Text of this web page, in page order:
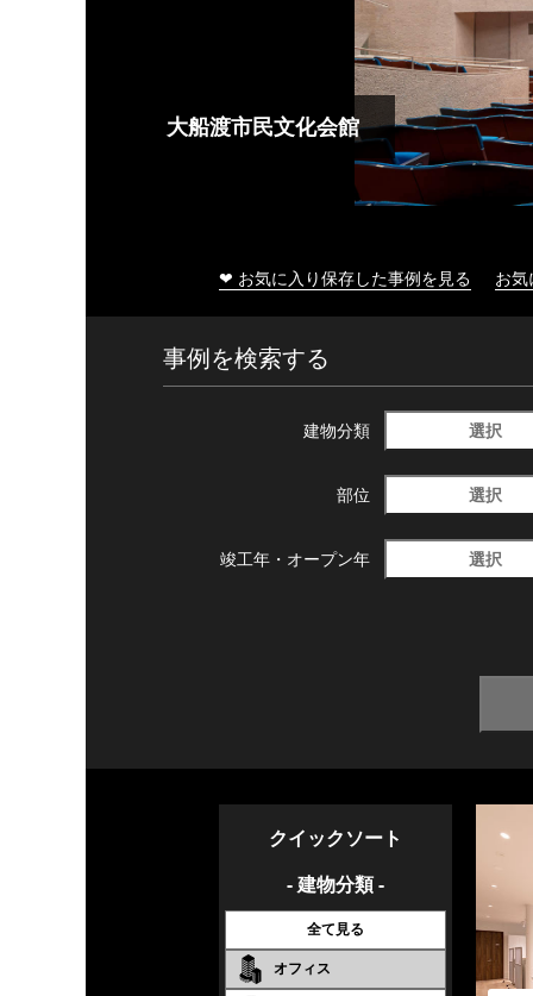
大船渡市民文化会館
❤ お気に入り保存した事例を見る お
事例を検索する
建物分類 選択
部位 選択
竣工年・ オープン年 選択
クイックソート
- 建物分類 -
全て見る
オフィス